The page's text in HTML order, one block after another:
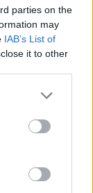
parties on the
may
IAB’s List of
it to other
κουτάβι: Ο